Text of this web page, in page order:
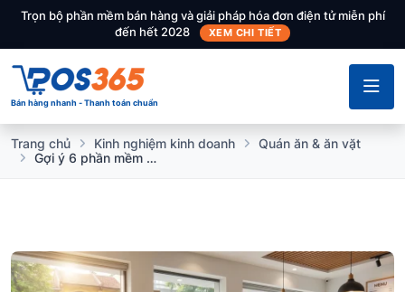
Trọn bộ phần mềm bán hàng và giải pháp hóa đơn điện tử miễn phí
đến hết 2028
XEM CHI TIẾT
Bán hàng nhanh - Thanh toán chuẩn
Trang chủ Kinh nghiệm kinh doanh
Quán ăn & ăn vặt
Gợi ý 6 phần mềm quản lý quán cơm văn phòng tốt, dễ sử dụng